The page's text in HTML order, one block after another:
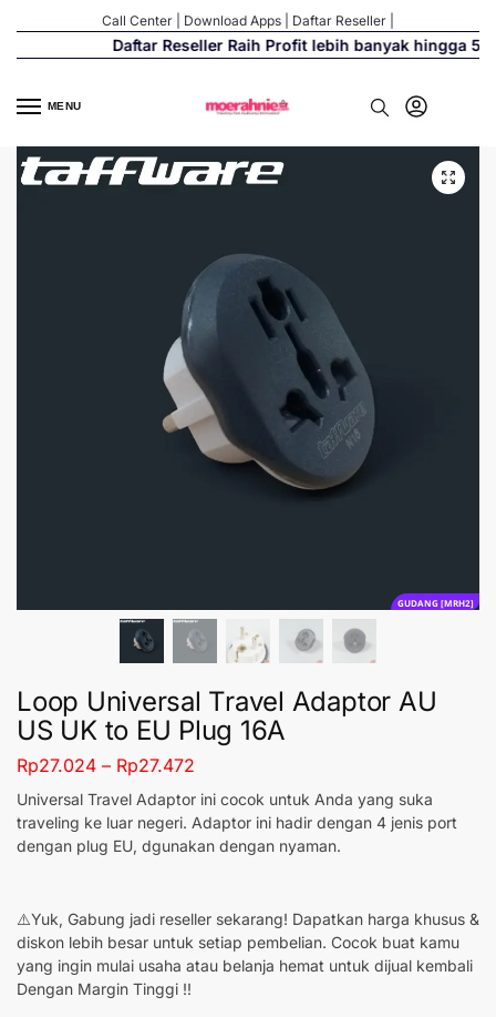
Call Center Download Apps Daftar Reseller
Daftar Reseller Raih Profit lebih banyak hingga 500%
MENU
GUDANG [MRH2]
Loop Universal Travel Adaptor AU
US UK to EU Plug 16A
Rp27.024 – Rp27.472
Universal Travel Adaptor ini cocok untuk Anda yang suka
traveling ke luar negeri. Adaptor ini hadir dengan 4 jenis port
dengan plug EU, dgunakan dengan nyaman.
⚠️Yuk, Gabung jadi reseller sekarang! Dapatkan harga khusus &
diskon lebih besar untuk setiap pembelian. Cocok buat kamu
yang ingin mulai usaha atau belanja hemat untuk dijual kembali
Dengan Margin Tinggi !!